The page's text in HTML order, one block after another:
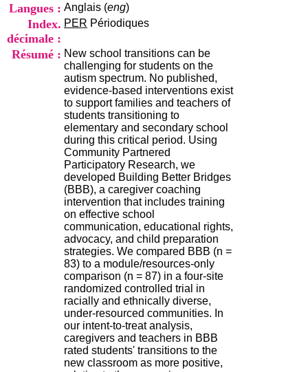
Langues : Anglais (eng)
Index.
décimale :
PER Périodiques
Résumé : New school transitions can be
challenging for students on the
autism spectrum. No published,
evidence-based interventions exist
to support families and teachers of
students transitioning to
elementary and secondary school
during this critical period. Using
Community Partnered
Participatory Research, we
developed Building Better Bridges
(BBB), a caregiver coaching
intervention that includes training
on effective school
communication, educational rights,
advocacy, and child preparation
strategies. We compared BBB (n =
83) to a module/resources-only
comparison (n = 87) in a four-site
randomized controlled trial in
racially and ethnically diverse,
under-resourced communities. In
our intent-to-treat analysis,
caregivers and teachers in BBB
rated students' transitions to the
new classroom as more positive,
e
n
e
H
o
s
p
t
a
l
i
e
r
l
e
V
i
n
a
t
i
e
r
,
b
â
t